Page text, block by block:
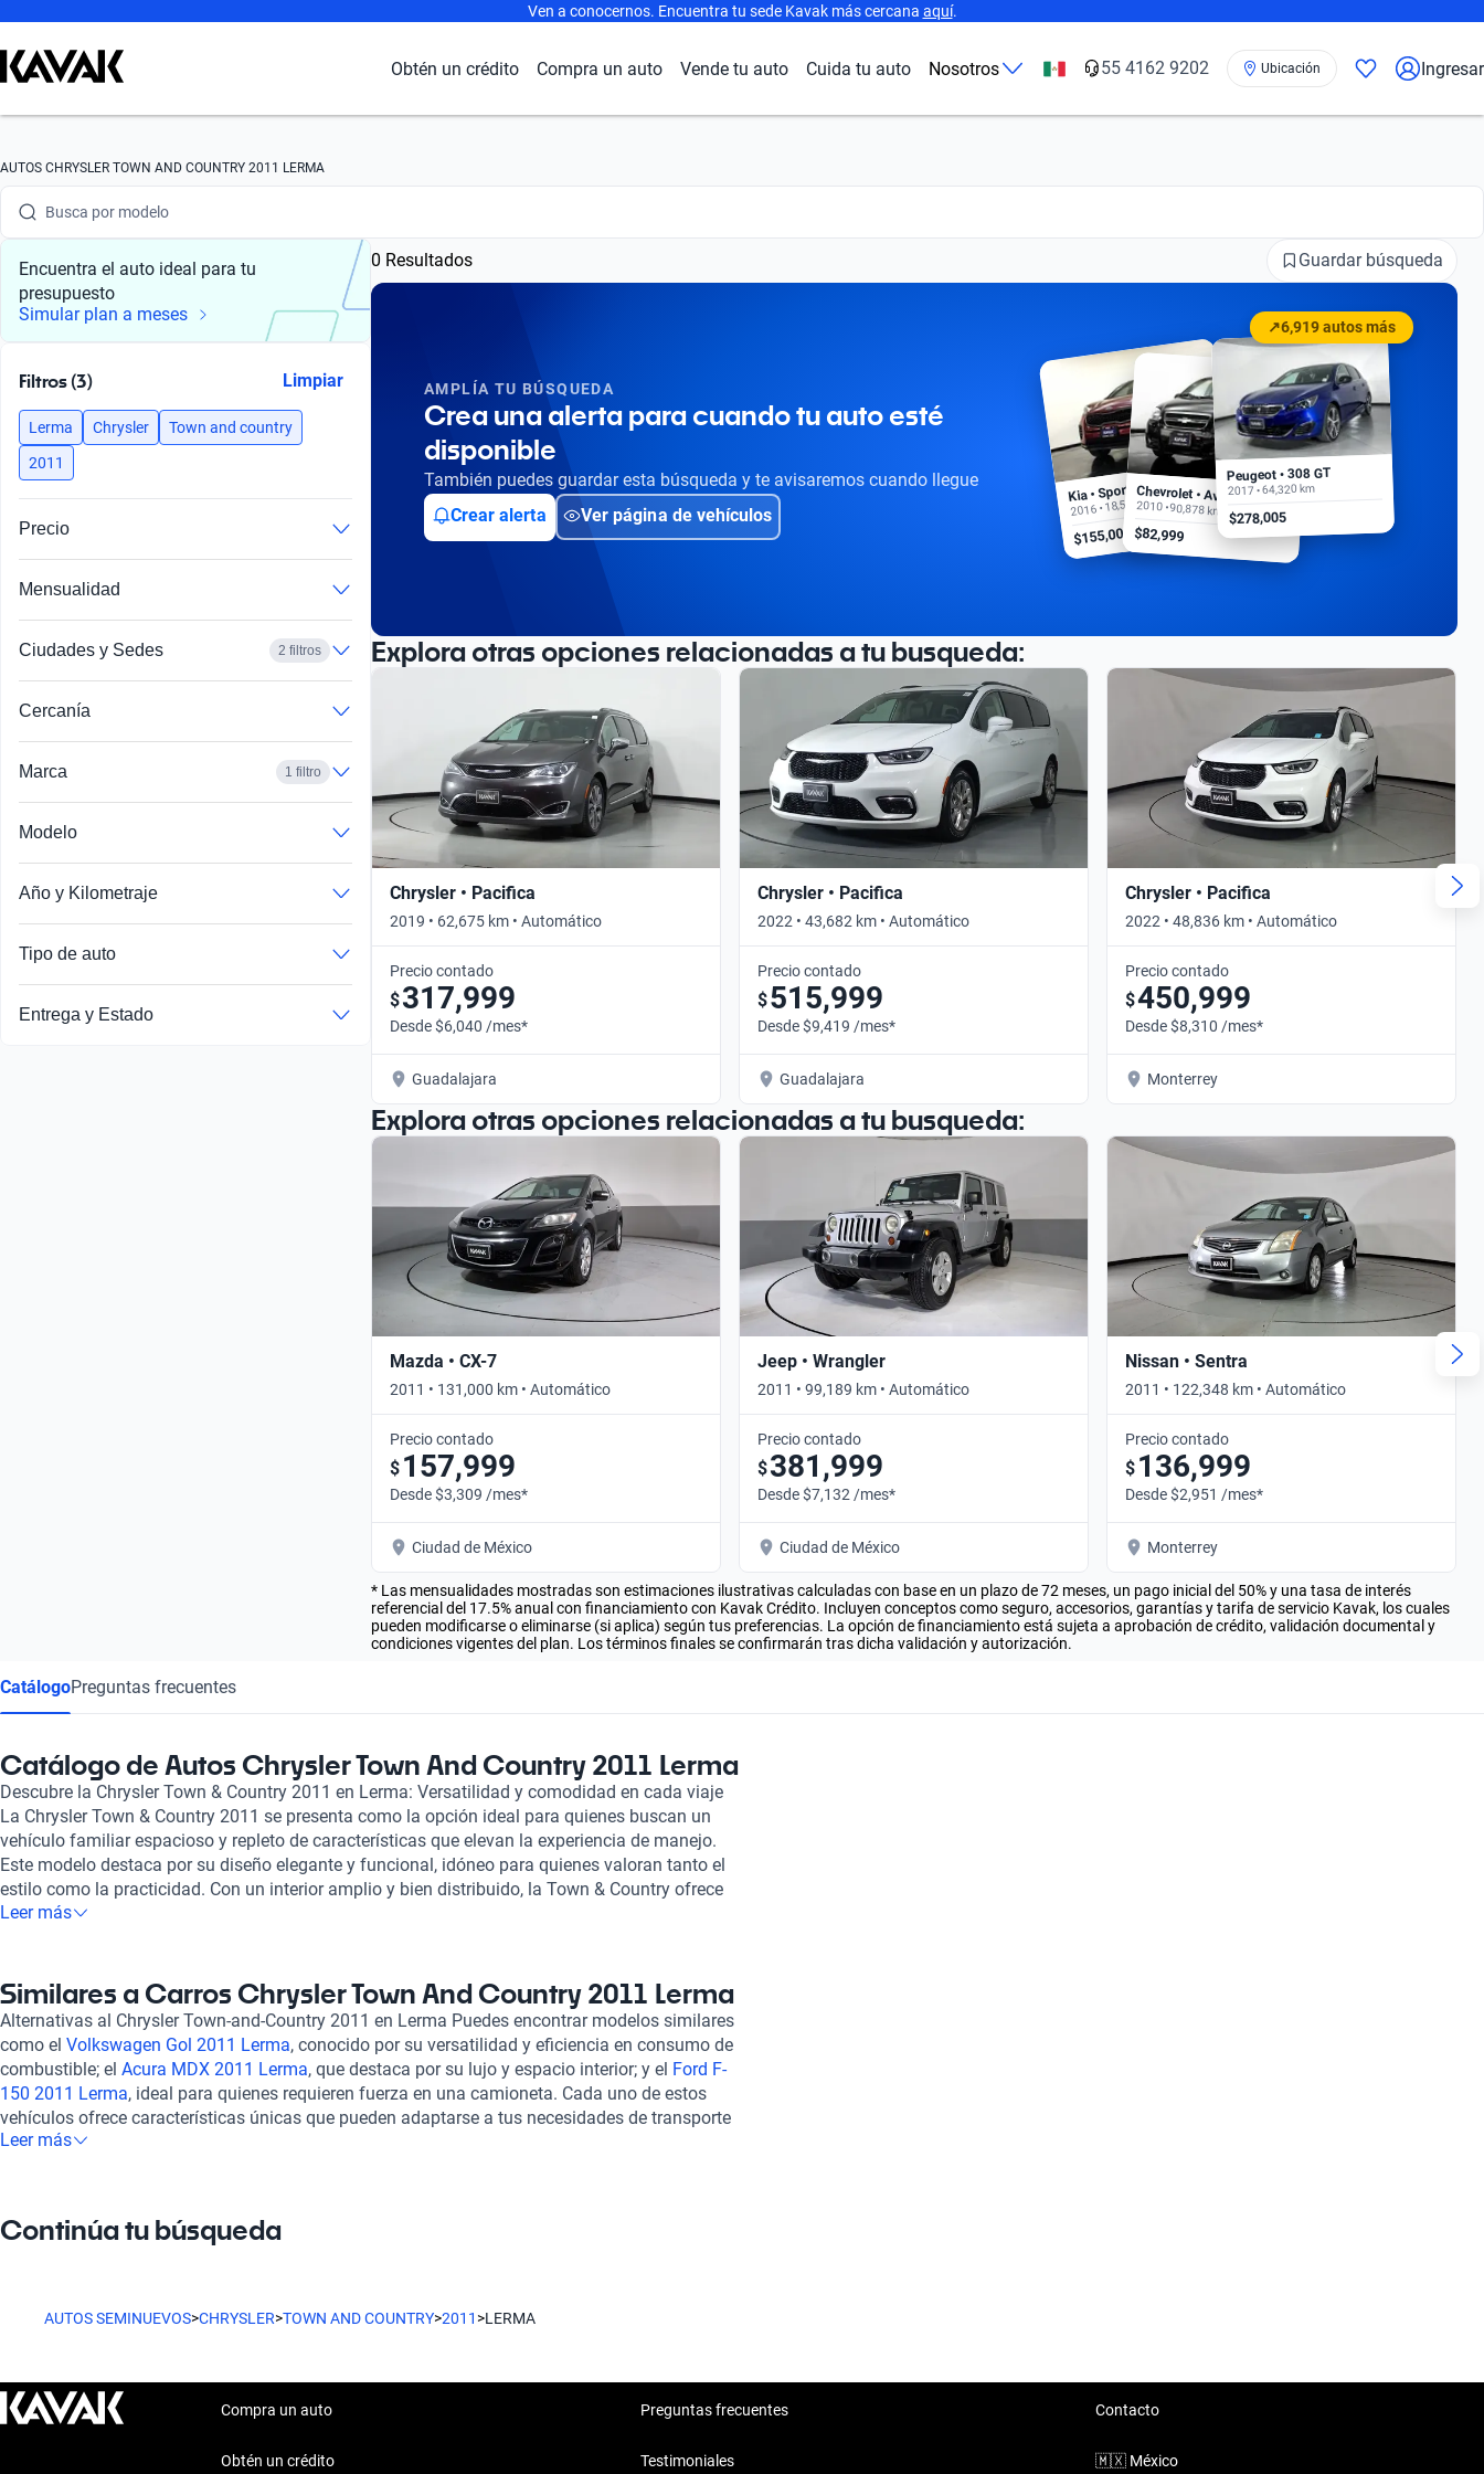
Ven a conocernos. Encuentra tu sede Kavak más cercana aquí.
Obtén un crédito Compra un auto Vende tu auto Cuida tu auto Nosotros 55 4162 9202 Ubicación Ingresar
AUTOS CHRYSLER TOWN AND COUNTRY 2011 LERMA
Busca por marca
Busca por modelo
Busca por versión
Busca por año
Busca por modelo
Busca por versión
Busca por año
Encuentra el auto ideal para tu
presupuesto
Simular plan a meses
Filtros (3) Limpiar
Lerma Chrysler
Town and country
2011
Precio
Mensualidad
Ciudades y Sedes 2 filtros
Cercanía
Marca 1 filtro
Modelo
Año y Kilometraje
Tipo de auto
Entrega y Estado
0 Resultados Guardar búsqueda
AMPLÍA TU BÚSQUEDA
Crea una alerta para cuando tu auto esté
disponible
También puedes guardar esta búsqueda y te avisaremos cuando llegue
Crear alerta
Ver página de vehículos
↗6,919 autos más
Kia • Sportage EX
2016 • 18,500 km
$155,000
Chevrolet • Aveo
2010 • 90,878 km
$82,999
Peugeot • 308 GT
2017 • 64,320 km
$278,005
Explora otras opciones relacionadas a tu busqueda:
Chrysler • Pacifica
2019 • 62,675 km • Automático
Precio contado
$317,999
Desde $6,040 /mes*
Guadalajara
Chrysler • Pacifica
2022 • 43,682 km • Automático
Precio contado
$515,999
Desde $9,419 /mes*
Guadalajara
Chrysler • Pacifica
2022 • 48,836 km • Automático
Precio contado
$450,999
Desde $8,310 /mes*
Monterrey
Explora otras opciones relacionadas a tu busqueda:
Mazda • CX-7
2011 • 131,000 km • Automático
Precio contado
$ 157,999
Desde $3,309 /mes*
Ciudad de México
Jeep • Wrangler
2011 • 99,189 km • Automático
Precio contado
$381,999
Desde $7,132 /mes*
Ciudad de México
Nissan • Sentra
2011 • 122,348 km • Automático
Precio contado
$ 136,999
Desde $2,951 /mes*
Monterrey
* Las mensualidades mostradas son estimaciones ilustrativas calculadas con base en un plazo de 72 meses, un pago inicial del 50% y una tasa de interés
referencial del 17.5% anual con financiamiento con Kavak Crédito. Incluyen conceptos como seguro, accesorios, garantías y tarifa de servicio Kavak, los cuales
pueden modificarse o eliminarse (si aplica) según tus preferencias. La opción de financiamiento está sujeta a aprobación de crédito, validación documental y
condiciones vigentes del plan. Los términos finales se confirmarán tras dicha validación y autorización.
CatálogoPreguntas frecuentes
Catálogo de Autos Chrysler Town And Country 2011 Lerma
Descubre la Chrysler Town & Country 2011 en Lerma: Versatilidad y comodidad en cada viaje
La Chrysler Town & Country 2011 se presenta como la opción ideal para quienes buscan un
vehículo familiar espacioso y repleto de características que elevan la experiencia de manejo.
Este modelo destaca por su diseño elegante y funcional, idóneo para quienes valoran tanto el
estilo como la practicidad. Con un interior amplio y bien distribuido, la Town & Country ofrece
cómodos asientos para hasta siete pasajeros, lo que la convierte en la compañera perfecta
asientos de la segunda y tercera fila se plieguen fácilmente para maximizar el espacio de
carga, haciendo que llevar equipaje o artículos voluminosos sea una tarea sin complicaciones.
Además, cuenta con un sistema de entretenimiento trasero, ideal para mantener a los más
pequeños entretenidos durante los viajes largos. Comprar una Chrysler Town & Country 2011
en Kavak garantiza acceder a un vehículo que ha pasado por una inspección minuciosa en
más de 240 puntos, asegurando su óptima condición mecánica y estética. Our flexible
financing options and warranty plans are tailored to meet your needs, allowing you to drive with
satisfactorio con tu Chrysler Town & Country 2011. En Kavak, nuestra prioridad es transformar
Leer más
Similares a Carros Chrysler Town And Country 2011 Lerma
Alternativas al Chrysler Town-and-Country 2011 en Lerma Puedes encontrar modelos similares
como el Volkswagen Gol 2011 Lerma, conocido por su versatilidad y eficiencia en consumo de
combustible; el Acura MDX 2011 Lerma, que destaca por su lujo y espacio interior; y el Ford F-
150 2011 Lerma, ideal para quienes requieren fuerza en una camioneta. Cada uno de estos
vehículos ofrece características únicas que pueden adaptarse a tus necesidades de transporte
y estilo de vida, brindando opciones de comodidad, rendimiento y tecnología, comparables al
Leer más
Continúa tu búsqueda
AUTOS SEMINUEVOS>CHRYSLER>TOWN AND COUNTRY>2011 >LERMA
Compra un auto
Obtén un crédito
Preguntas frecuentes
Testimoniales
Contacto
🇲🇽 México